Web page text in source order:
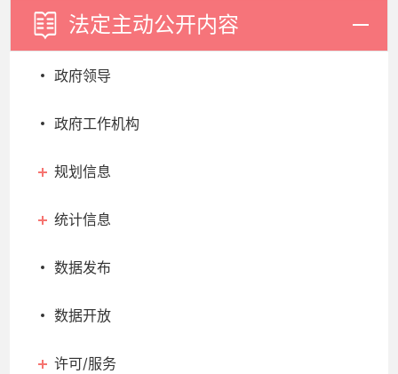
法定主动公开内容
政府领导
政府工作机构
规划信息
统计信息
数据发布
数据开放
许可/服务